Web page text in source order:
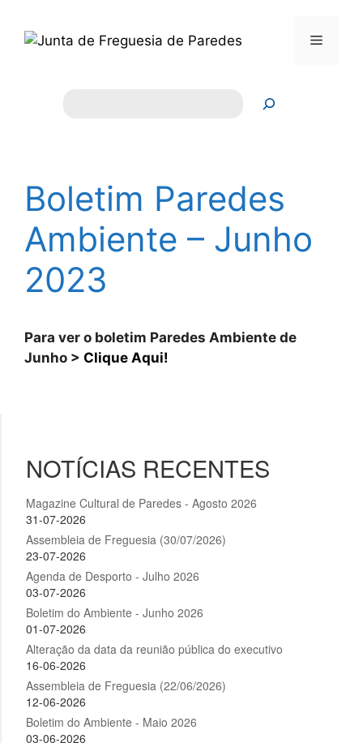
para
Menu
Boletim Paredes
Ambiente – Junho
2023
Para ver o boletim Paredes Ambiente de
Junho > Clique Aqui!